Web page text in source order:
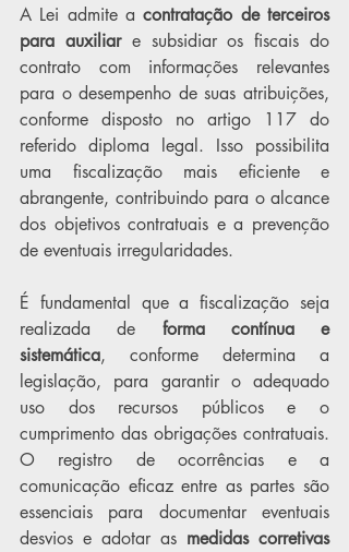
A Lei admite a contratação de terceiros
para auxiliar e subsidiar os fiscais do
contrato com informações relevantes
para o desempenho de suas atribuições,
conforme disposto no artigo 117 do
referido diploma legal. Isso possibilita
uma fiscalização mais eficiente e
abrangente, contribuindo para o alcance
dos objetivos contratuais e a prevenção
de eventuais irregularidades.
É fundamental que a fiscalização seja
realizada de forma contínua e
sistemática, conforme determina a
legislação, para garantir o adequado
uso dos recursos públicos e o
cumprimento das obrigações contratuais.
O registro de ocorrências e a
comunicação eficaz entre as partes são
essenciais para documentar eventuais
desvios e adotar as medidas corretivas